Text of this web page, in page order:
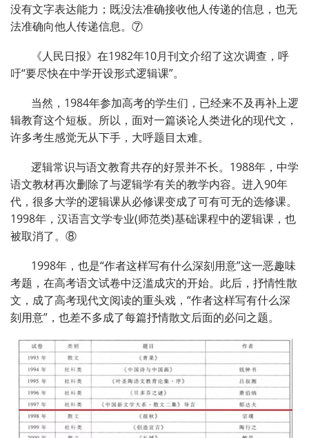
没有文字表达能力；既没法准确接收他人传递的信息，也无
法准确向他人传递信息。⑦
《人民日报》在1982年10月刊文介绍了这次调查，呼
吁“要尽快在中学开设形式逻辑课”。
当然，1984年参加高考的学生们，已经来不及再补上逻
辑教育这个短板。所以，面对一篇谈论人类进化的现代文，
许多考生感觉无从下手，大呼题目太难。
逻辑常识与语文教育共存的好景并不长。1988年，中学
语文教材再次删除了与逻辑学有关的教学内容。进入90年
代，很多大学的逻辑课从必修课变成了可有可无的选修课。
1998年，汉语言文学专业(师范类)基础课程中的逻辑课，也
被取消了。⑧
1998年，也是“作者这样写有什么深刻用意”这一恶趣味
考题，在高考语文试卷中泛滥成灾的开始。此后，抒情性散
文，成了高考现代文阅读的重头戏，“作者这样写有什么深
刻用意”，也差不多成了每篇抒情散文后面的必问之题。